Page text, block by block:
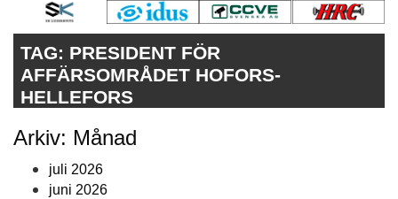
PRENUMERERA
ANNONSERA
TAG: PRESIDENT FÖR
AFFÄRSOMRÅDET HOFORS-
HELLEFORS
Arkiv: Månad
juli 2026
juni 2026